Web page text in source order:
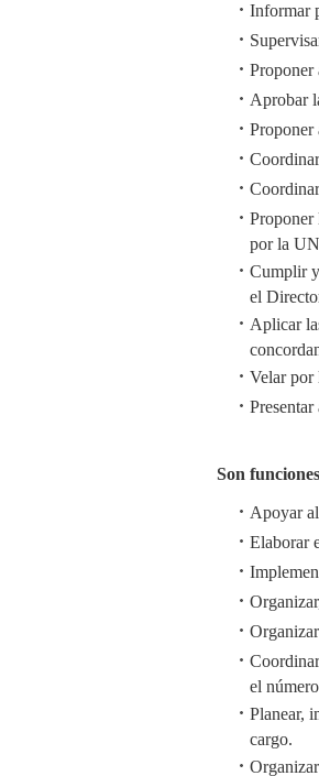
Informar
Proponer
Aprobar
Proponer
Proponer
por la
Cumplir
el
Aplicar
Velar por
Son
Apoyar
Elaborar
el
Planear,
cargo.